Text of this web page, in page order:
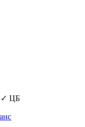
✓ ЦБ